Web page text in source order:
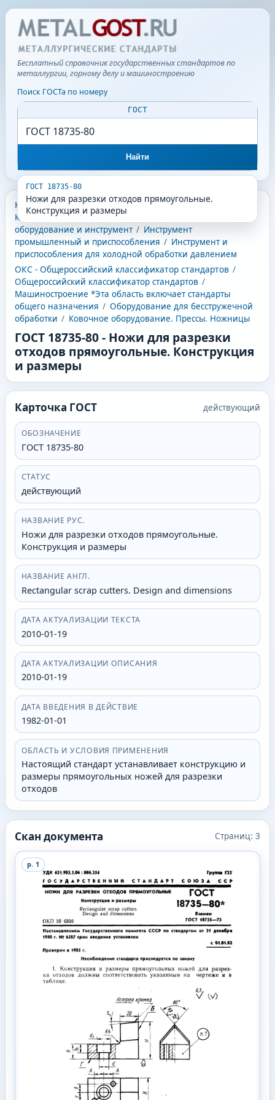
Бесплатный справочник государственных стандартов по
металлургии, горному делу и машиностроению
Поиск ГОСТа по номеру
ГОСТ
Найти
ГОСТ 18735-80
Ножи для разрезки отходов прямоугольные.
Конструкция и размеры
КГС - Классификатор государственных стандартов
Классификатор государственных стандартов
оборудование и инструмент / Инструмент
промышленный и приспособления / Инструмент и
приспособления для холодной обработки давлением
ОКС - Общероссийский классификатор стандартов /
Общероссийский классификатор стандартов /
Машиностроение *Эта область включает стандарты
общего назначения / Оборудование для бесстружечной
обработки / Ковочное оборудование. Прессы. Ножницы
ГОСТ 18735-80- Ножи для разрезки
отходов прямоугольные. Конструкция
и размеры
Карточка ГОСТ действующий
ОБОЗНАЧЕНИЕ
ГОСТ 18735-80
СТАТУС
действующий
НАЗВАНИЕ РУС.
Ножи для разрезки отходов прямоугольные.
Конструкция и размеры
НАЗВАНИЕ АНГЛ.
Rectangular scrap cutters. Design and dimensions
ДАТА АКТУАЛИЗАЦИИ ТЕКСТА
2010-01-19
ДАТА АКТУАЛИЗАЦИИ ОПИСАНИЯ
2010-01-19
ДАТА ВВЕДЕНИЯ В ДЕЙСТВИЕ
1982-01-01
ОБЛАСТЬ И УСЛОВИЯ ПРИМЕНЕНИЯ
Настоящий стандарт устанавливает конструкцию и
размеры прямоугольных ножей для разрезки
отходов
Скан документа Страниц:3
p. 1